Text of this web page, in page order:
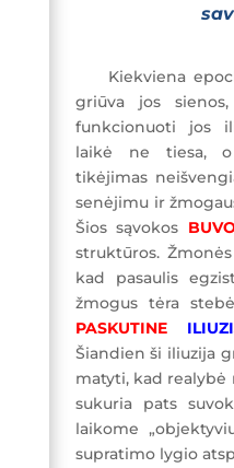
m
Kiekviena
griūva jos
funkcionuoti jos
laikė ne tiesa,
tikėjimas
senėjimu ir
Šios sąvokos
struktūros.
kad pasaulis
žmogus tėra
PASKUTINE
Šiandien ši iliuzija
matyti, kad realybė
sukuria pats
laikome
supratimo lygio